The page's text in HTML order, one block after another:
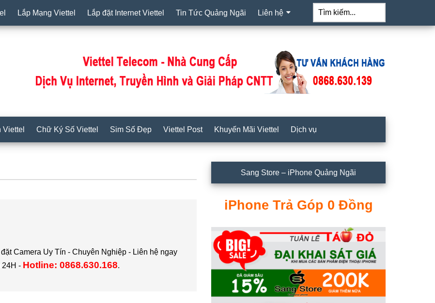
Lắp Mạng Viettel Lắp đặt Internet Viettel Tin Tức Quảng Ngãi Liên hệ
Tìm
kiếm...
Viettel Chữ Ký Số Viettel Sim Số Đẹp Viettel Post Khuyến Mãi Viettel Dịch vụ
Camera Uy Tín - Chuyên Nghiệp - Liên hệ ngay
- Hotline: 0868.630.168.
Sidebar
chính
Sang Store – iPhone Quảng Ngãi
iPhone Trả Góp 0 Đồng